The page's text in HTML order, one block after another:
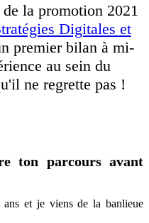
la promotion 2021
Digitales et
premier bilan à mi-
au sein du
ne regrette pas !
ton parcours avant
et je viens de la banlieue